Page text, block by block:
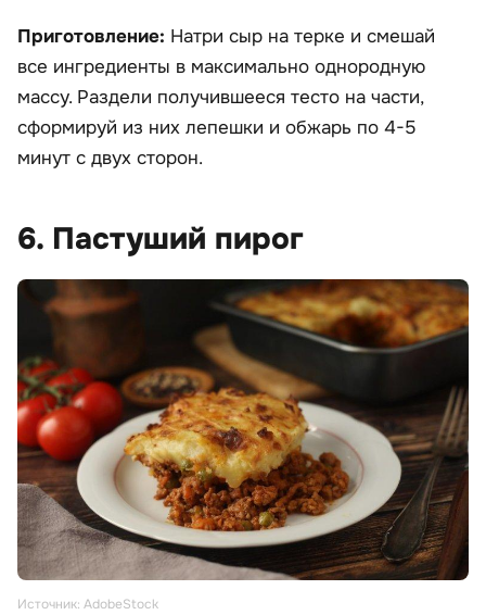
Приготовление: Натри сыр на терке и смешай
все ингредиенты в максимально однородную
массу. Раздели получившееся тесто на части,
сформируй из них лепешки и обжарь по 4-5
минут с двух сторон.
6. Пастуший пирог
Источник: AdobeStock